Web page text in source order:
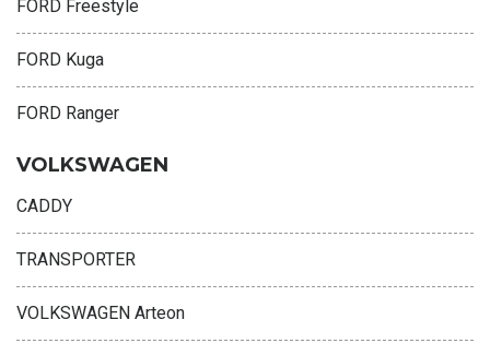
FORD Freestyle
FORD Kuga
FORD Ranger
VOLKSWAGEN
CADDY
TRANSPORTER
VOLKSWAGEN Arteon